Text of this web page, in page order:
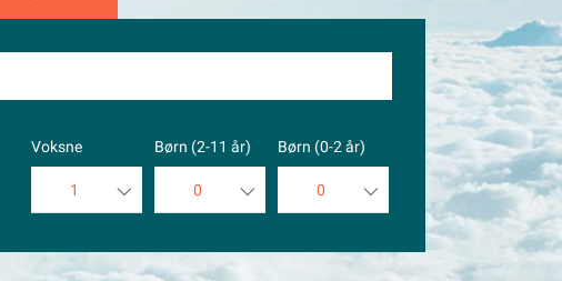
Voksne
1
Børn (2-11 år)
0
Børn (0-2 år)
0